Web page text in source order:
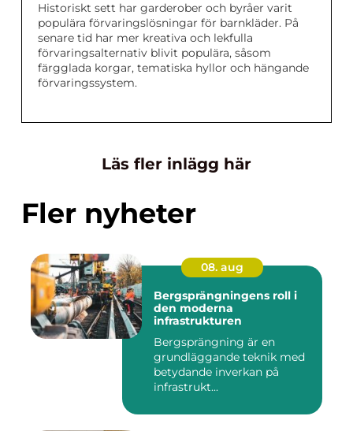
Historiskt sett har garderober och byråer varit
populära förvaringslösningar för barnkläder. På
senare tid har mer kreativa och lekfulla
förvaringsalternativ blivit populära, såsom
färgglada korgar, tematiska hyllor och hängande
förvaringssystem.
Läs fler inlägg här
Fler nyheter
08. aug
Bergsprängningens roll i
den moderna
infrastrukturen
Bergsprängning är en
grundläggande teknik med
betydande inverkan på
infrastrukt...